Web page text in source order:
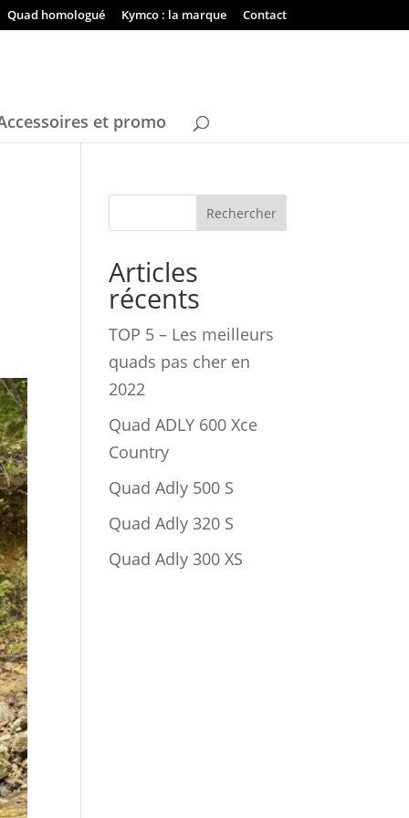
Quad homologué Kymco : la marque Contact
et promo
Rechercher
Articles
récents
TOP 5 – Les meilleurs
quads pas cher en
2022
Quad ADLY 600 Xce
Country
Quad Adly 500 S
Quad Adly 320 S
Quad Adly 300 XS